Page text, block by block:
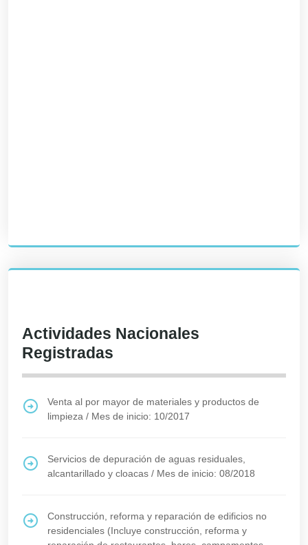
Actividades Nacionales
Registradas
Venta al por mayor de materiales y productos de
limpieza / Mes de inicio: 10/2017
Servicios de depuración de aguas residuales,
alcantarillado y cloacas / Mes de inicio: 08/2018
Construcción, reforma y reparación de edificios no
residenciales (Incluye construcción, reforma y